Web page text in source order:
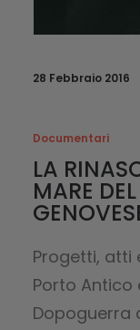
28 Febbraio 2016
Documentari
LA
MARE
Progetti, atti
Porto Antico
Dopoguerra